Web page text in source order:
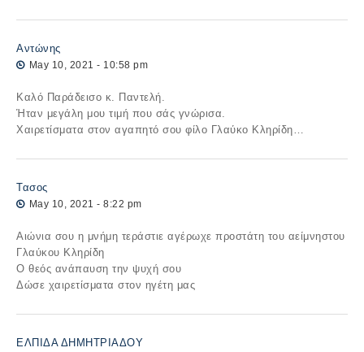
Αντώνης
May 10, 2021 - 10:58 pm
Καλό Παράδεισο κ. Παντελή.
Ήταν μεγάλη μου τιμή που σάς γνώρισα.
Χαιρετίσματα στον αγαπητό σου φίλο Γλαύκο Κληρίδη…
Τασος
May 10, 2021 - 8:22 pm
Αιώνια σου η μνήμη τεράστιε αγέρωχε προστάτη του αείμνηστου
Γλαύκου Κληρίδη
Ο θεός ανάπαυση την ψυχή σου
Δώσε χαιρετίσματα στον ηγέτη μας
ΕΛΠΙΔΑ ΔΗΜΗΤΡΙΑΔΟΥ